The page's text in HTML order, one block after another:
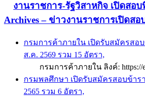
งานราชการ-รัฐวิสาหกิจ เปิดสอ
Archives – ข่าวงานราชการเปิดสอ
กรมการค้าภายใน เปิดรับสมัครสอ
ส.ค. 2569 รวม 15 อัตรา,
กรมการค้าภายใน ลิงค์: https://
กรมพลศึกษา เปิดรับสมัครสอบข้าร
2565 รวม 6 อัตรา,